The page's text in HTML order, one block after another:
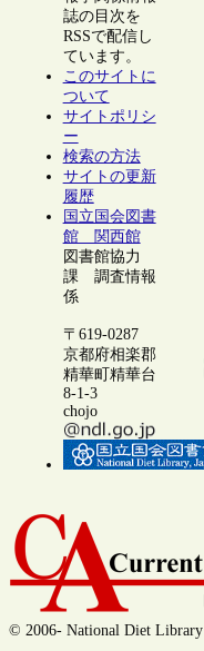
誌の目次を
RSSで配信し
ています。
このサイトに
ついて
サイトポリシ
ー
検索の方法
サイトの更新
履歴
国立国会図書
館 関西館
図書館協力
課 調査情報
係
〒619-0287
京都府相楽郡
精華町精華台
8-1-3
chojo
© 2006- National Diet Library